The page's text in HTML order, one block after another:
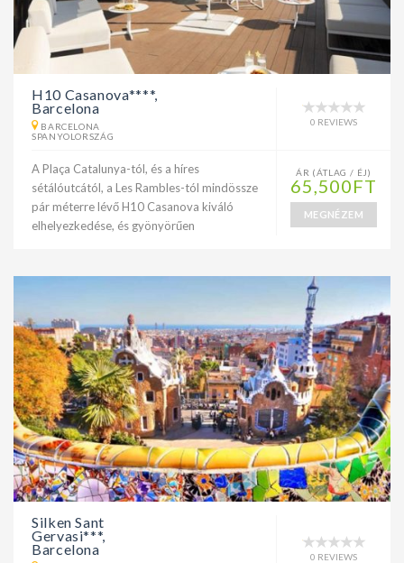
H10 Casanova****,
Barcelona
BARCELONA
SPANYOLORSZÁG
0 REVIEWS
A Plaça Catalunya-tól, és a híres
sétálóutcától, a Les Rambles-tól mindössze
pár méterre lévő H10 Casanova kiváló
elhelyezkedése, és gyönyörűen
ÁR (ÁTLAG / ÉJ)
65,500FT
MEGNÉZEM
Silken Sant
Gervasi***,
Barcelona 0 REVIEWS